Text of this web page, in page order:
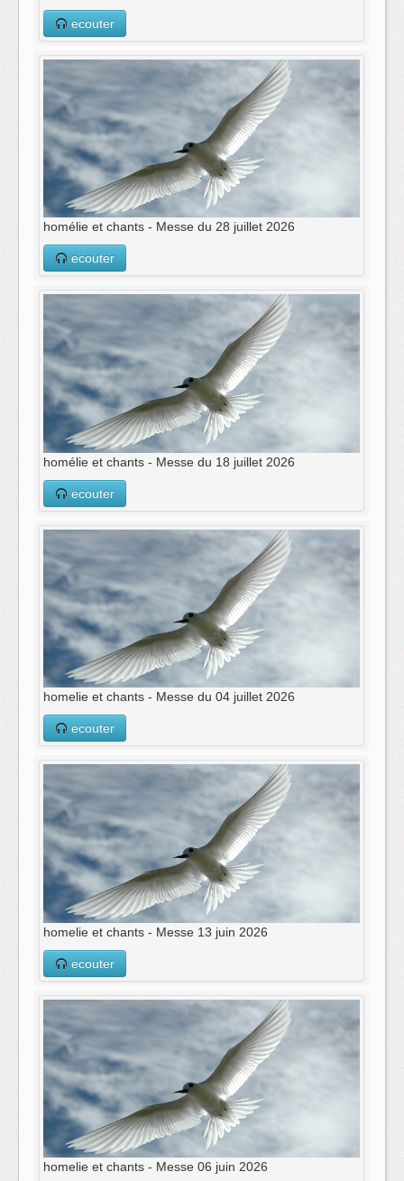
ecouter
homélie et chants - Messe du 28 juillet 2026
ecouter
homélie et chants - Messe du 18 juillet 2026
ecouter
homelie et chants - Messe du 04 juillet 2026
ecouter
homelie et chants - Messe 13 juin 2026
ecouter
homelie et chants - Messe 06 juin 2026